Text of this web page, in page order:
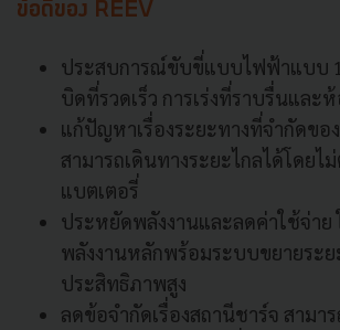
ข้อดีของ REEV
ประสบการณ์ขับขี่แบบไฟฟ้าแบบ
บิดที่รวดเร็ว การเร่งที่ราบรื่นและ
แก้ปัญหาเรื่องระยะทางที่จำกัดขอ
สามารถเดินทางระยะไกลได้โดยไ
แบตเตอรี่
ประหยัดพลังงานและลดค่าใช้จ่าย
พลังงานหลักพร้อมระบบขยายระ
ประสิทธิภาพสูง
ลดข้อจำกัดเรื่องสถานีชาร์จ สามา